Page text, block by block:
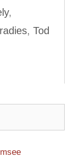
,
, Tod